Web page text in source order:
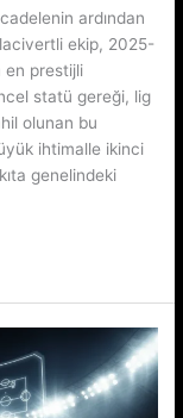
ardından
ekip, 2025-
en prestijli
statü gereği, lig
olunan bu
ihtimalle ikinci
genelindeki